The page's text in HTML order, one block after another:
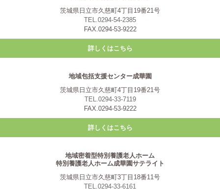
茨城県日立市久慈町4丁目19番21号
TEL.0294-54-2385
FAX.0294-53-9222
詳しくはこちら
地域包括支援センター成華園
茨城県日立市久慈町4丁目19番21号
TEL.0294-33-7119
FAX.0294-53-9222
詳しくはこちら
地域密着型特別養護老人ホーム
特別養護老人ホーム成華園サテライト
茨城県日立市久慈町3丁目18番11号
TEL.0294-33-6161